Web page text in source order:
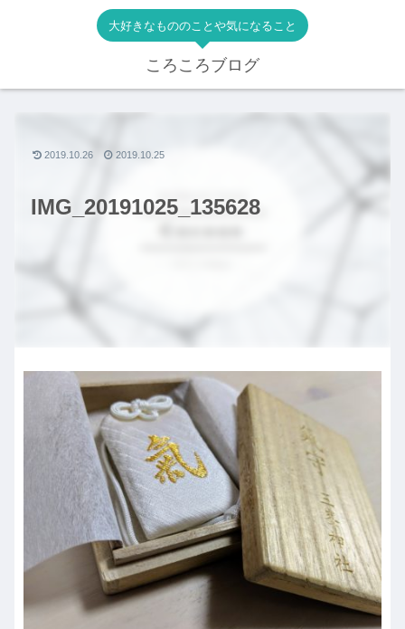
大好きなもののことや気になること
ころころブログ
IMG_20191025_135628
2019.10.26 2019.10.25